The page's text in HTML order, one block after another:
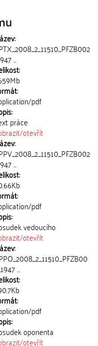
...
pdf
práce
otevřít
...
pdf
vedoucího
otevřít
...
pdf
oponenta
otevřít